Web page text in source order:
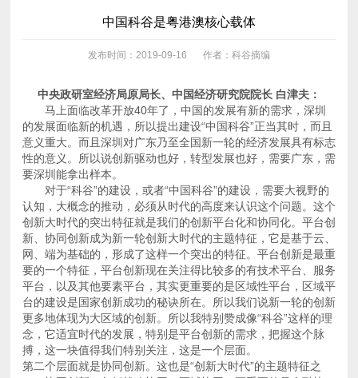
中国科谷是粤港澳核心载体
发布时间：2019-09-16 作者：科谷摘编
中央政研室经济局原局长、中国经济研究院院长 白津夫：
要深圳能拿出样本。
搏，这一块值得我们特别关注，这是一个层面。